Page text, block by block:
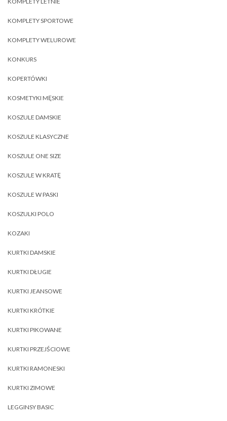
KOMPLETY SPORTOWE
KOMPLETY WELUROWE
KONKURS
KOPERTÓWKI
KOSMETYKI MĘSKIE
KOSZULE DAMSKIE
KOSZULE KLASYCZNE
KOSZULE ONE SIZE
KOSZULE W KRATĘ
KOSZULE W PASKI
KOSZULKI POLO
KOZAKI
KURTKI DAMSKIE
KURTKI DŁUGIE
KURTKI JEANSOWE
KURTKI KRÓTKIE
KURTKI PIKOWANE
KURTKI PRZEJŚCIOWE
KURTKI RAMONESKI
KURTKI ZIMOWE
LEGGINSY BASIC